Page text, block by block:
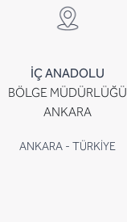
İÇ ANADOLU
BÖLGE MÜDÜRLÜĞÜ
ANKARA
ANKARA - TÜRKİYE